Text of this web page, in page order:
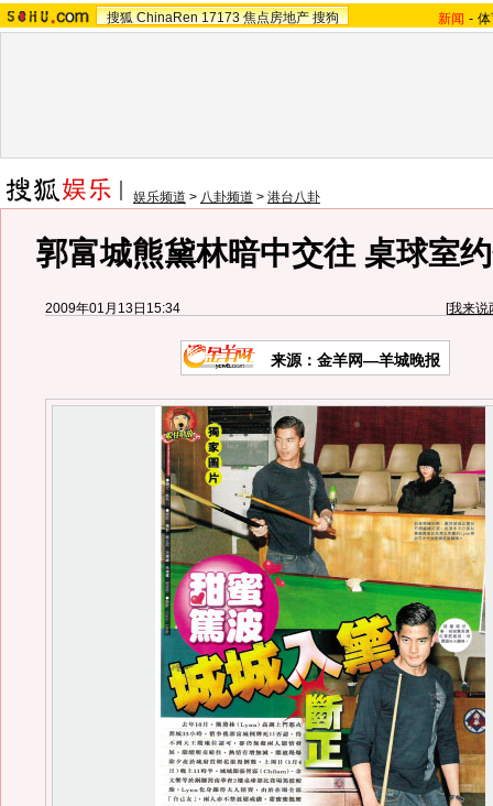
搜狐 ChinaRen 17173 焦点房地产 搜狗 新闻 -
娱乐频道 > 八卦频道 > 港台八卦
郭富城熊黛林暗中交往 桌球室
2009年01月13日15:34 [我来说
来源：金羊网—羊城晚报